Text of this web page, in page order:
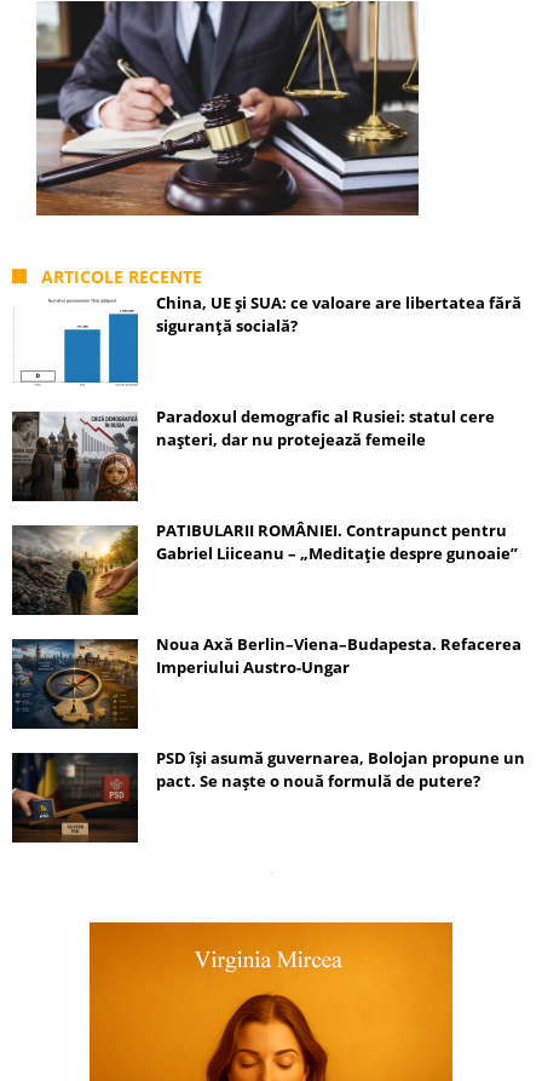
ARTICOLE RECENTE
China, UE și SUA: ce valoare are libertatea fără
siguranță socială?
Paradoxul demografic al Rusiei: statul cere
nașteri, dar nu protejează femeile
PATIBULARII ROMÂNIEI. Contrapunct pentru
Gabriel Liiceanu – „Meditație despre gunoaie”
Noua Axă Berlin–Viena–Budapesta. Refacerea
Imperiului Austro-Ungar
PSD își asumă guvernarea, Bolojan propune un
pact. Se naște o nouă formulă de putere?